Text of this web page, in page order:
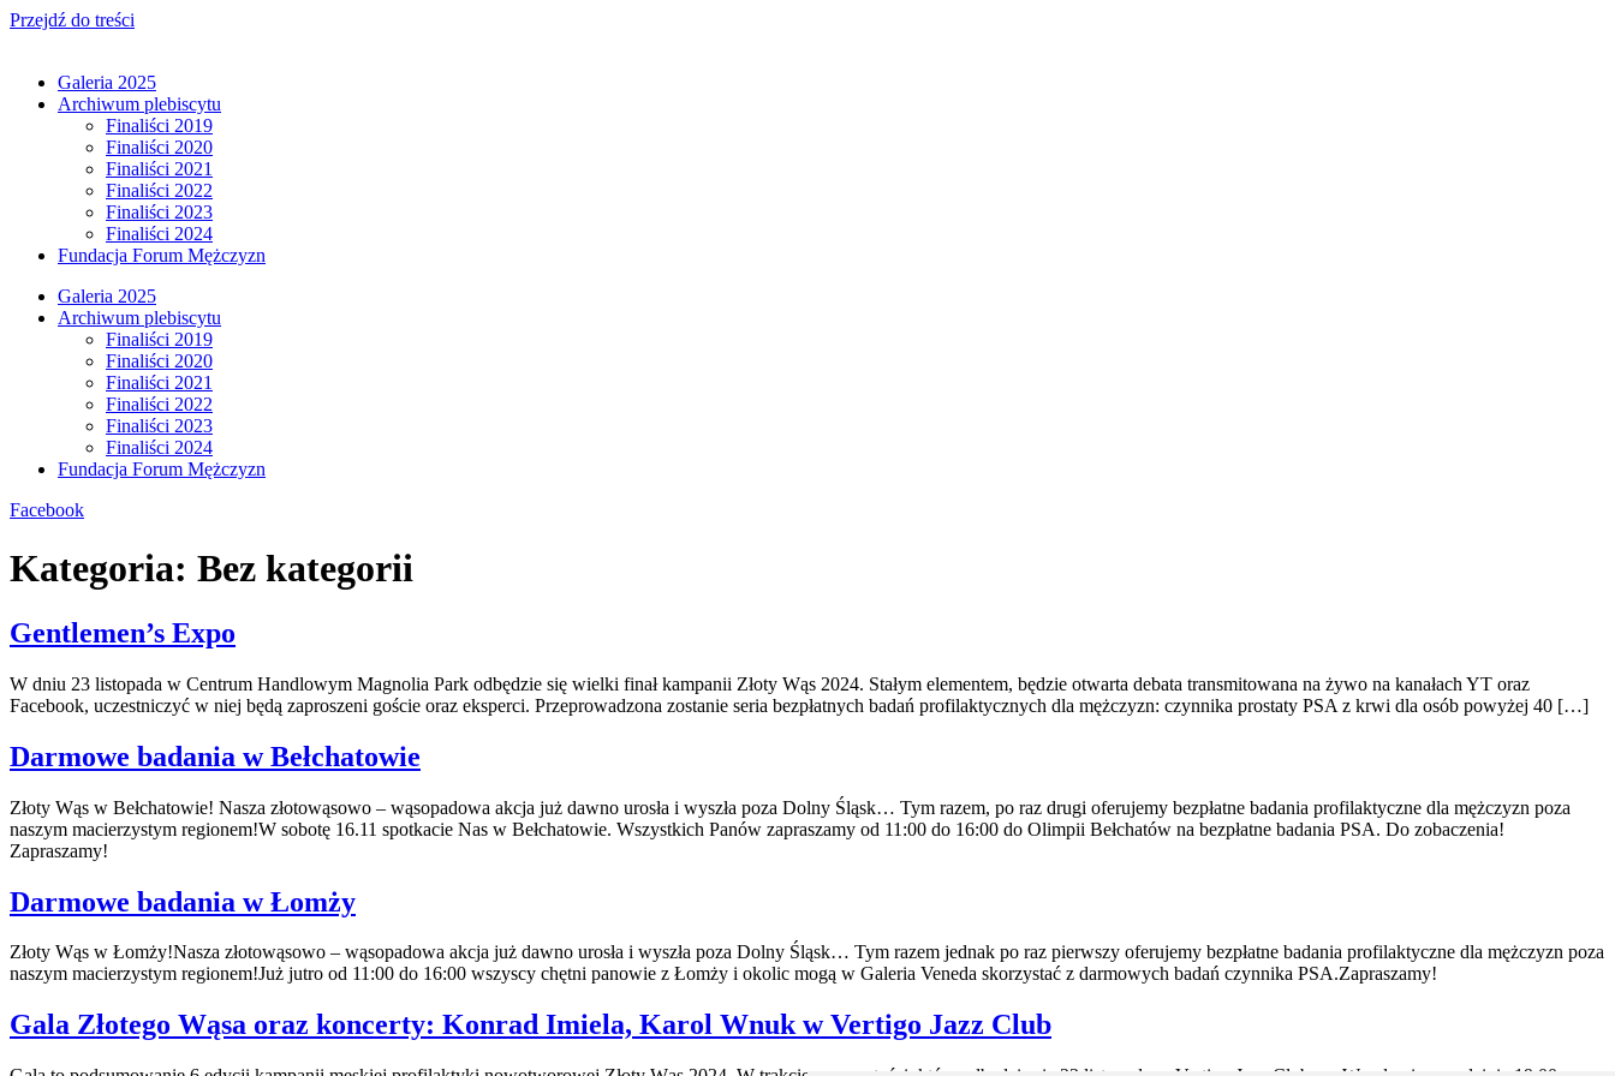
Przejdź do treści
Galeria 2025
Archiwum plebiscytu
Finaliści 2019
Finaliści 2020
Finaliści 2021
Finaliści 2022
Finaliści 2023
Finaliści 2024
Fundacja Forum Mężczyzn
Galeria 2025
Archiwum plebiscytu
Finaliści 2019
Finaliści 2020
Finaliści 2021
Finaliści 2022
Finaliści 2023
Finaliści 2024
Fundacja Forum Mężczyzn
Facebook
Kategoria: Bez kategorii
Gentlemen’s Expo
W dniu 23 listopada w Centrum Handlowym Magnolia Park odbędzie się wielki finał kampanii Złoty Wąs 2024. Stałym elementem, będzie otwarta debata transmitowana na żywo na kanałach YT oraz
Facebook, uczestniczyć w niej będą zaproszeni goście oraz eksperci. Przeprowadzona zostanie seria bezpłatnych badań profilaktycznych dla mężczyzn: czynnika prostaty PSA z krwi dla osób powyżej 40 […]
Darmowe badania w Bełchatowie
Złoty Wąs w Bełchatowie! Nasza złotowąsowo – wąsopadowa akcja już dawno urosła i wyszła poza Dolny Śląsk… Tym razem, po raz drugi oferujemy bezpłatne badania profilaktyczne dla mężczyzn poza
naszym macierzystym regionem!W sobotę 16.11 spotkacie Nas w Bełchatowie. Wszystkich Panów zapraszamy od 11:00 do 16:00 do Olimpii Bełchatów na bezpłatne badania PSA. Do zobaczenia!
Zapraszamy!
Darmowe badania w Łomży
Złoty Wąs w Łomży!Nasza złotowąsowo – wąsopadowa akcja już dawno urosła i wyszła poza Dolny Śląsk… Tym razem jednak po raz pierwszy oferujemy bezpłatne badania profilaktyczne dla mężczyzn poza
naszym macierzystym regionem!Już jutro od 11:00 do 16:00 wszyscy chętni panowie z Łomży i okolic mogą w Galeria Veneda skorzystać z darmowych badań czynnika PSA.Zapraszamy!
Gala Złotego Wąsa oraz koncerty: Konrad Imiela, Karol Wnuk w Vertigo Jazz Club